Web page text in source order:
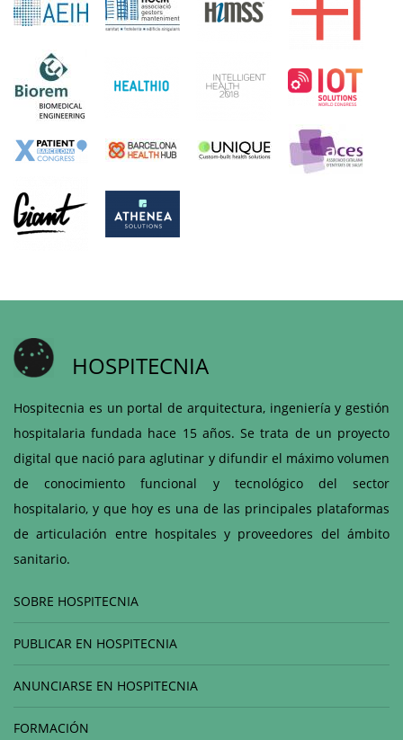
HOSPITECNIA
Hospitecnia es un portal de arquitectura, ingeniería y gestión
hospitalaria fundada hace 15 años. Se trata de un proyecto
digital que nació para aglutinar y difundir el máximo volumen
de conocimiento funcional y tecnológico del sector
hospitalario, y que hoy es una de las principales plataformas
de articulación entre hospitales y proveedores del ámbito
sanitario.
SOBRE HOSPITECNIA
PUBLICAR EN HOSPITECNIA
ANUNCIARSE EN HOSPITECNIA
FORMACIÓN